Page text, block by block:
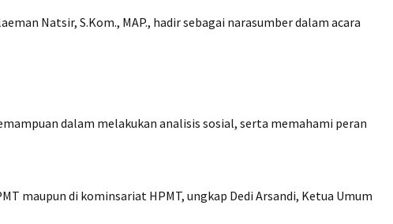
Natsir, S.Kom., MAP., hadir sebagai narasumber dalam acara
dalam melakukan analisis sosial, serta memahami peran
maupun di kominsariat HPMT, ungkap Dedi Arsandi, Ketua Umum